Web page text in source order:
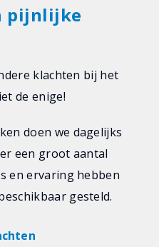
pijnlijke
klachten bij het
de enige!
doen we dagelijks
een groot aantal
en ervaring hebben
gesteld.